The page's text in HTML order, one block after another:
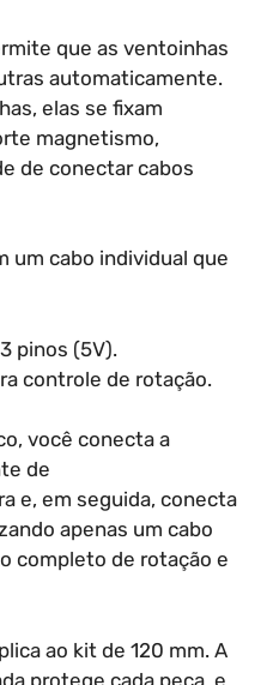
que as ventoinhas
automaticamente.
elas se fixam
magnetismo,
de conectar cabos
um cabo individual que
pinos (5V).
controle de rotação.
você conecta a
de
e, em seguida, conecta
apenas um cabo
completo de rotação e
ao kit de 120 mm. A
protege cada peça, e